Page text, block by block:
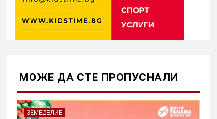
МОЖE ДА СТЕ ПРОПУСНАЛИ
ЗЕМЕДЕЛИЕ